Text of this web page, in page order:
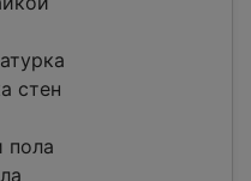
стен
пола